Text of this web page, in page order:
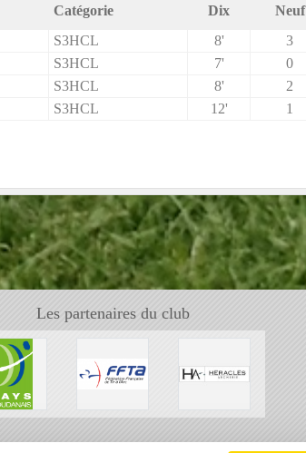
Catégorie Dix Neuf
S3HCL 8' 3
S3HCL 7' 0
S3HCL 8' 2
S3HCL 12' 1
Les partenaires du club